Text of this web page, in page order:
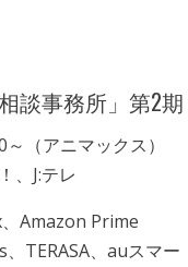
談事務所」第2期
（アニマックス）
、J:テレ
Amazon Prime
TERASA、auスマー